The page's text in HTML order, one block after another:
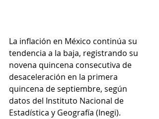
La inflación en México continúa su
tendencia a la baja, registrando su
novena quincena consecutiva de
desaceleración en la primera
quincena de septiembre, según
datos del Instituto Nacional de
Estadística y Geografía (Inegi).